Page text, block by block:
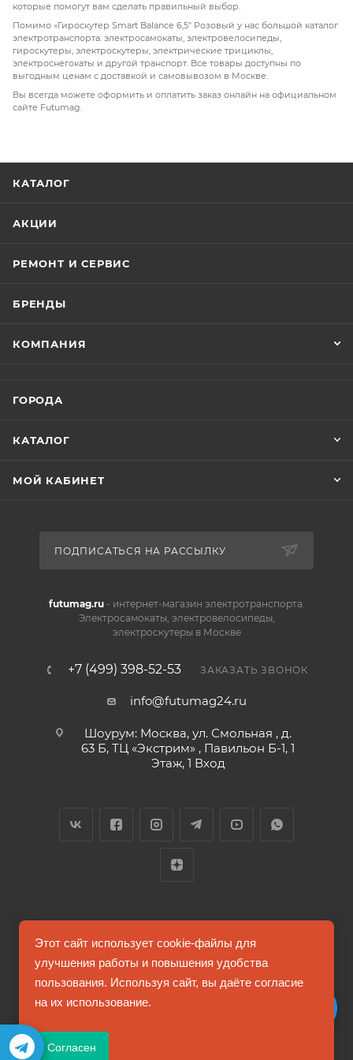
которые помогут вам сделать правильный выбор.
Помимо «Гироскутер Smart Balance 6,5" Розовый у нас большой каталог
электротранспорта: электросамокаты, электровелосипеды,
гироскутеры, электроскутеры, электрические трициклы,
электроснегокаты и другой транспорт. Все товары доступны по
выгодным ценам с доставкой и самовывозом в Москве.
Вы всегда можете оформить и оплатить заказ онлайн на официальном
сайте Futumag.
КАТАЛОГ
АКЦИИ
РЕМОНТ И СЕРВИС
БРЕНДЫ
КОМПАНИЯ
ГОРОДА
КАТАЛОГ
МОЙ КАБИНЕТ
ПОДПИСАТЬСЯ НА РАССЫЛКУ
futumag.ru- интернет-магазин электротранспорта.
Электросамокаты, электровелосипеды,
электроскутеры в Москве
+7 (499) 398-52-53 ЗАКАЗАТЬ ЗВОНОК
info@futumag24.ru
Шоурум: Москва, ул. Смольная , д.
63 Б, ТЦ «Экстрим» , Павильон Б-1, 1
Этаж, 1 Вход
2026 © FUTUMAG.RU
Информация на сайте не является публичной офертой
Этот сайт использует cookie-файлы для
улучшения работы и повышения удобства
пользования. Используя сайт, вы даёте согласие
на их использование.
Согласен